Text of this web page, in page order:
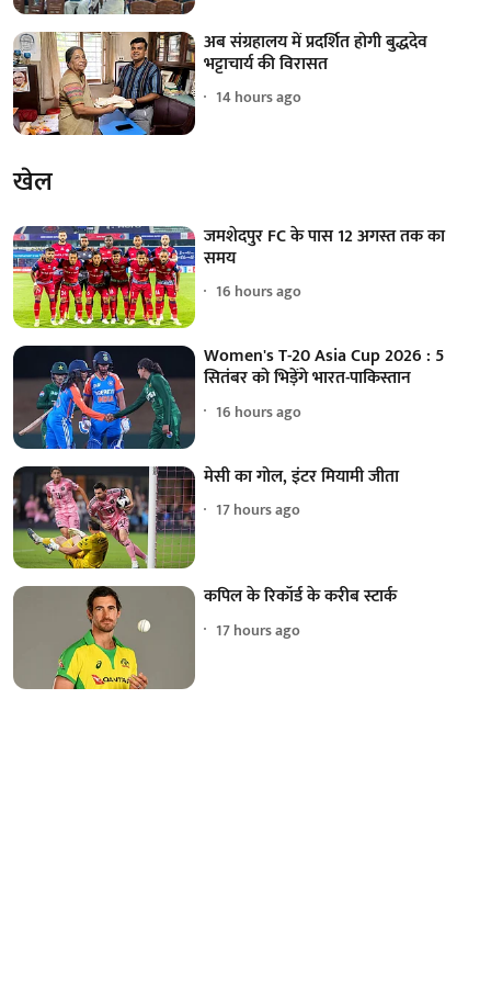
अब संग्रहालय में प्रदर्शित होगी बुद्धदेव
भट्टाचार्य की विरासत
14 hours ago
खेल
जमशेदपुर FC के पास 12 अगस्त तक का
समय
16 hours ago
Women's T-20 Asia Cup 2026 : 5
सितंबर को भिड़ेंगे भारत-पाकिस्तान
16 hours ago
मेसी का गोल, इंटर मियामी जीता
17 hours ago
कपिल के रिकॉर्ड के करीब स्टार्क
17 hours ago